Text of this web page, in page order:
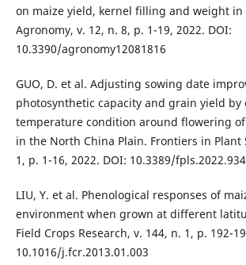
on maize yield, kernel filling and weight in
Agronomy, v. 12, n. 8, p. 1-19, 2022. DOI:
10.3390/agronomy12081816
GUO, D. et al. Adjusting sowing date
photosynthetic capacity and grain yield by
temperature condition around flowering
in the North China Plain. Frontiers in Plant
1, p. 1-16, 2022. DOI: 10.3389/
LIU, Y. et al. Phenological responses of
environment when grown at different
Field Crops Research, v. 144, n. 1, p. 192-
10.1016/j.fcr.2013.01.003